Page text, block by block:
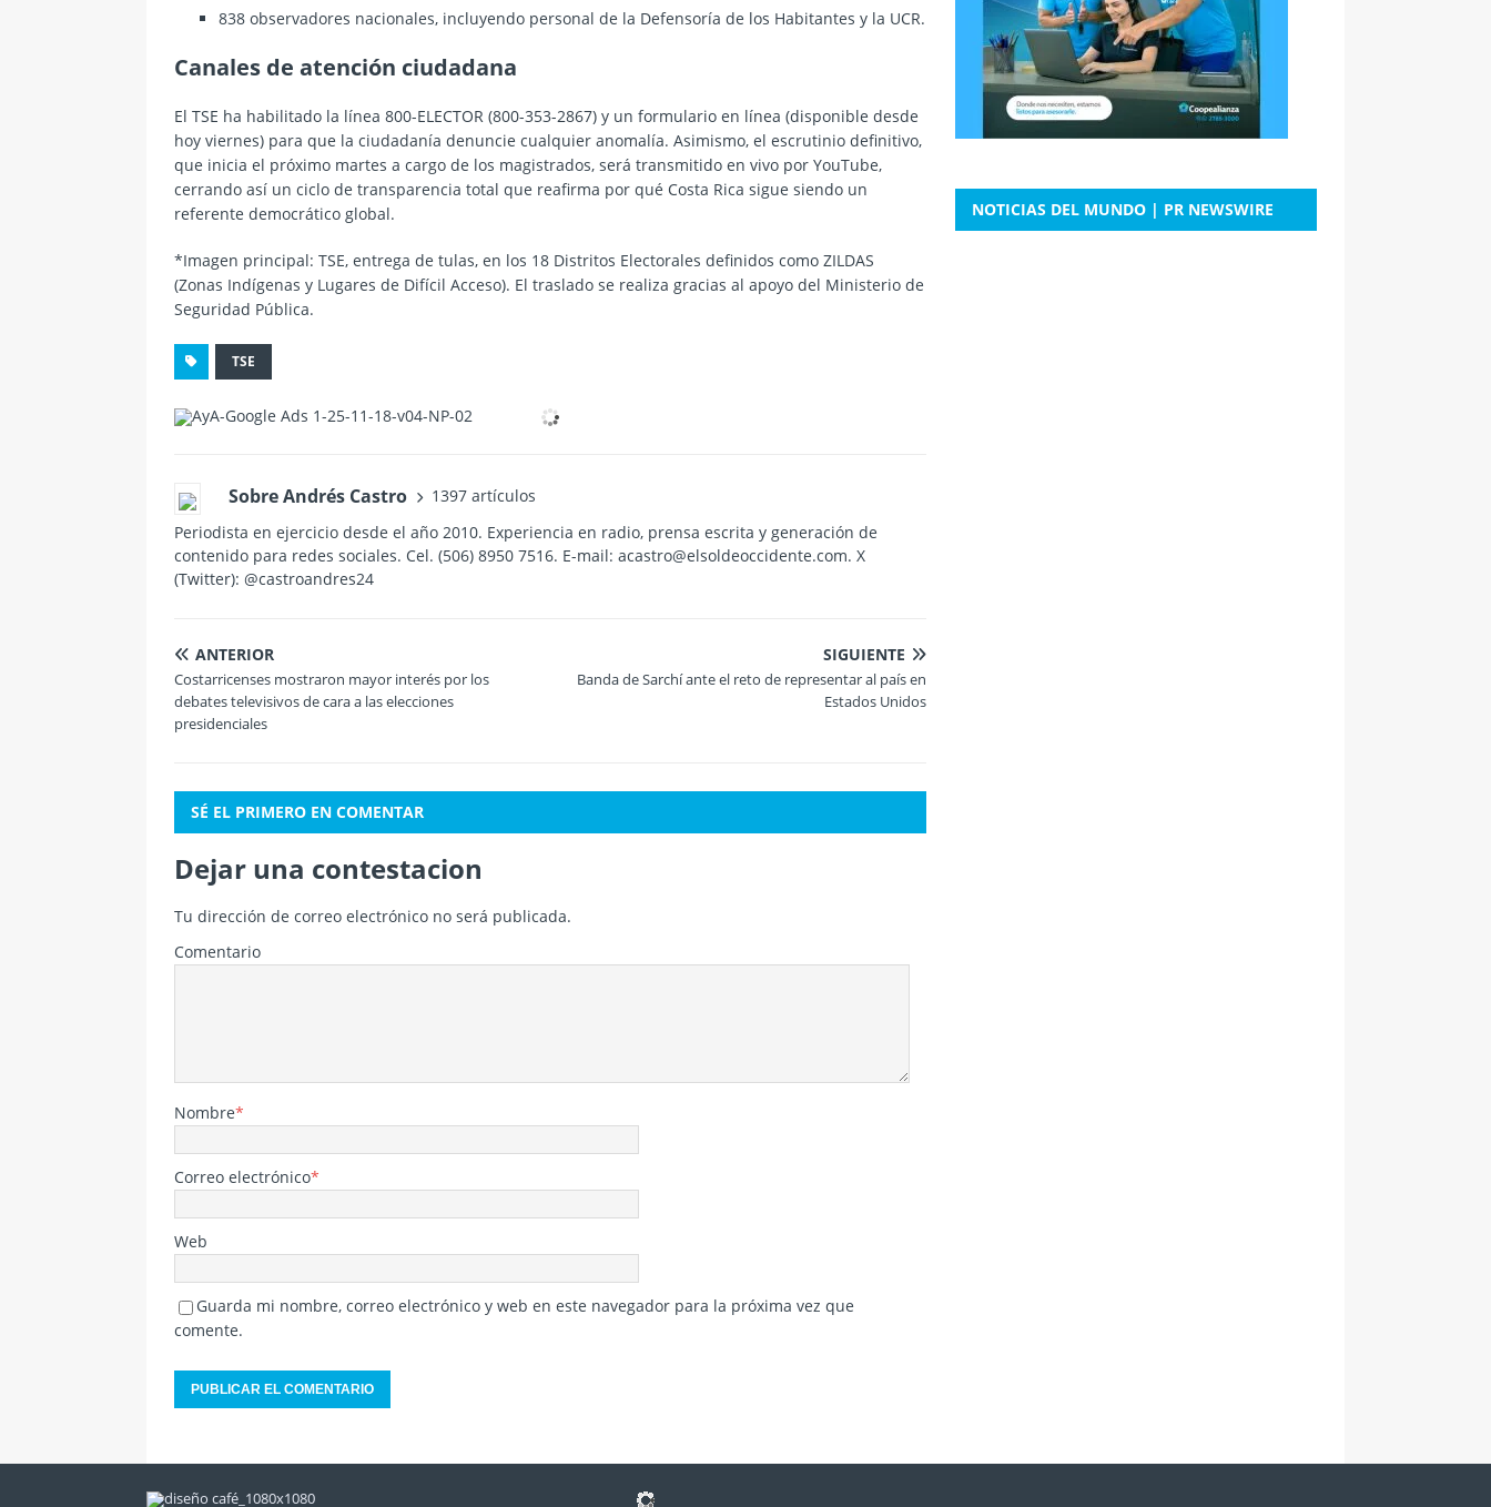
838 observadores nacionales, incluyendo personal de la Defensoría de los Habitantes y la UCR.
Canales de atención ciudadana
El TSE ha habilitado la línea 800-ELECTOR (800-353-2867) y un formulario en línea (disponible desde
hoy viernes) para que la ciudadanía denuncie cualquier anomalía. Asimismo, el escrutinio definitivo,
que inicia el próximo martes a cargo de los magistrados, será transmitido en vivo por YouTube,
cerrando así un ciclo de transparencia total que reafirma por qué Costa Rica sigue siendo un
referente democrático global.
*Imagen principal: TSE, entrega de tulas, en los 18 Distritos Electorales definidos como ZILDAS
(Zonas Indígenas y Lugares de Difícil Acceso). El traslado se realiza gracias al apoyo del Ministerio de
Seguridad Pública.
TSE
Sobre Andrés Castro
1397 artículos
Periodista en ejercicio desde el año 2010. Experiencia en radio, prensa escrita y generación de
contenido para redes sociales. Cel. (506) 8950 7516. E-mail: acastro@elsoldeoccidente.com. X
(Twitter): @castroandres24
ANTERIOR
Costarricenses mostraron mayor interés por los
debates televisivos de cara a las elecciones
presidenciales
SIGUIENTE
Banda de Sarchí ante el reto de representar al país en
Estados Unidos
SÉ EL PRIMERO EN COMENTAR
Dejar una contestacion
Tu dirección de correo electrónico no será publicada.
Comentario
Nombre*
Correo electrónico*
Web
Guarda mi nombre, correo electrónico y web en este navegador para la próxima vez que
comente.
NOTICIAS DEL MUNDO | PR NEWSWIRE